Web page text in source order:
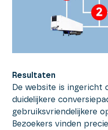
Resultaten
De website is ingericht
duidelijkere
gebruiksvriendelijkere
Bezoekers vinden